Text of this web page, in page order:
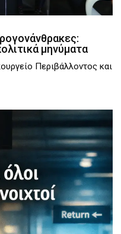
μηνύματα
Περιβάλλοντος και